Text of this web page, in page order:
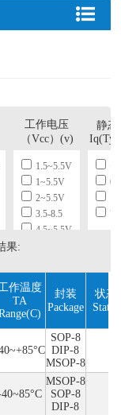
工作电压
（Vcc）(v)
静
1.5~5.5V
1~5.5V
2~5.5V
3.5-8.5
4.5~5.5V
7
果:
作温度
TA
封装
Package
状态
Status
SOP-8
DIP-8
MSOP-8
MSOP-8
SOP-8
DIP-8